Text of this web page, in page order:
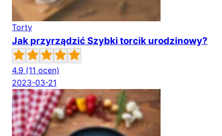
Torty
Jak przyrządzić Szybki torcik urodzinowy?
4.9 (11 ocen)
2023-03-21